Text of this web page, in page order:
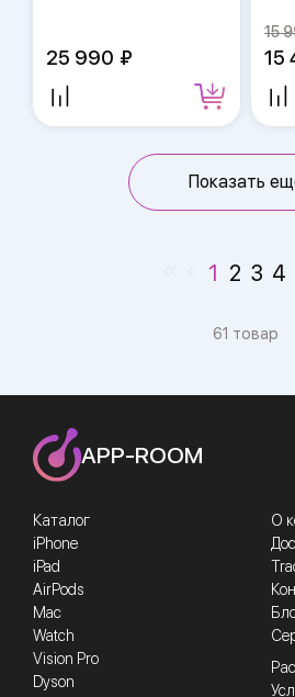
61 товар
25 990
15
15
1 2 3 4
Показать
Каталог
iPhone
iPad
AirPods
Mac
Watch
Vision Pro
Dyson
О
APP-ROOM